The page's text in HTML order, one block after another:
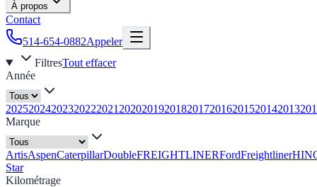
À propos
Contact
514-654-0882Appeler
FiltresTout effacer
Année
20252024202320222021 20202019201820172016201520142013
Marque
ArtisAspenCaterpillarDoubleFREIGHTLINERFordFreightliner
Star
Kilométrage